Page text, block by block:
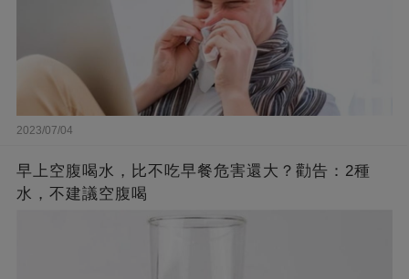
2023/07/04
早上空腹喝水，比不吃早餐危害還大？勸告：2種
水，不建議空腹喝